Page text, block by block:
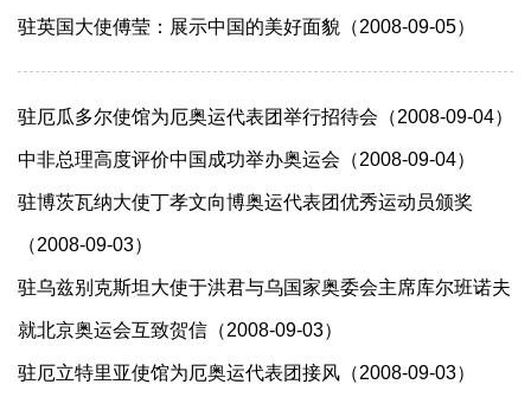
驻英国大使傅莹：展示中国的美好面貌（2008-09-05）
驻厄瓜多尔使馆为厄奥运代表团举行招待会（2008-09-04）
中非总理高度评价中国成功举办奥运会（2008-09-04）
驻博茨瓦纳大使丁孝文向博奥运代表团优秀运动员颁奖
（2008-09-03）
驻乌兹别克斯坦大使于洪君与乌国家奥委会主席库尔班诺夫
就北京奥运会互致贺信（2008-09-03）
驻厄立特里亚使馆为厄奥运代表团接风（2008-09-03）